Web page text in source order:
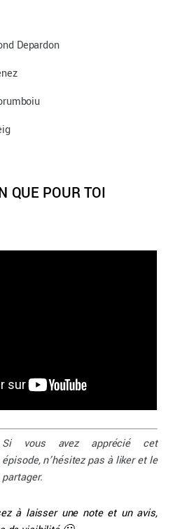
Depardon
QUE POUR TOI
Si vous avez apprécié cet
épisode, n’hésitez pas à liker et le
partager.
à laisser une note et un avis,